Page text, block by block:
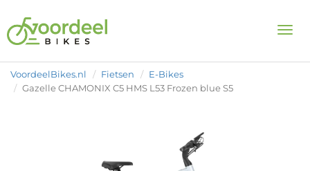
VoordeelBikes.nl Fietsen
E-Bikes
Gazelle CHAMONIX C5 HMS L53 Frozen blue S5